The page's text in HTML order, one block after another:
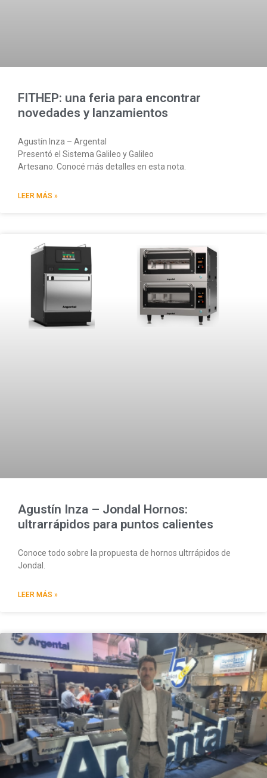
FITHEP: una feria para encontrar
novedades y lanzamientos
Agustín Inza – Argental
Presentó el Sistema Galileo y Galileo
Artesano. Conocé más detalles en esta nota.
LEER MÁS »
Agustín Inza – Jondal Hornos:
ultrarrápidos para puntos calientes
Conoce todo sobre la propuesta de hornos ultrrápidos de
Jondal.
LEER MÁS »